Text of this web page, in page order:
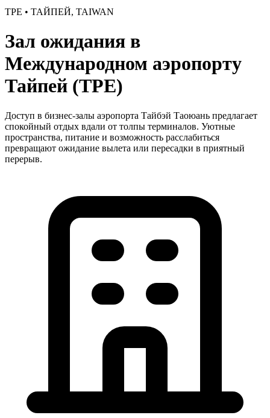
TPE • ТАЙПЕЙ, TAIWAN
Зал ожидания в
Международном аэропорту
Тайпей (TPE)
Доступ в бизнес-залы аэропорта Тайбэй Таоюань предлагает
спокойный отдых вдали от толпы терминалов. Уютные
пространства, питание и возможность расслабиться
превращают ожидание вылета или пересадки в приятный
перерыв.